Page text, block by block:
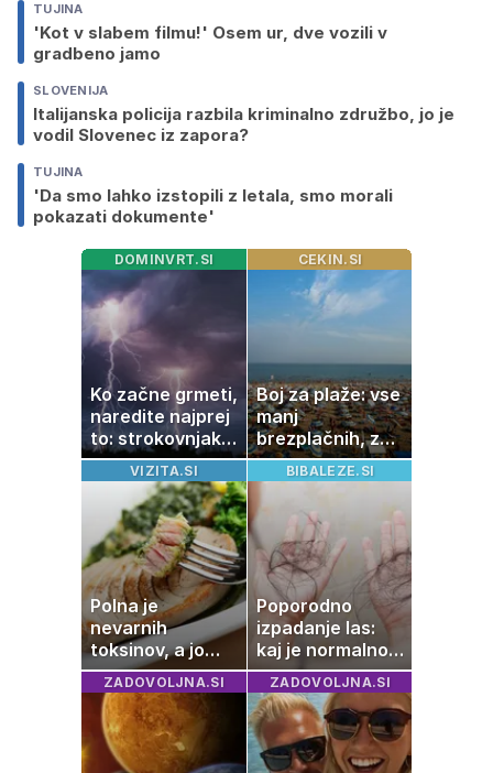
TUJINA
'Kot v slabem filmu!' Osem ur, dve vozili v
gradbeno jamo
SLOVENIJA
Italijanska policija razbila kriminalno združbo, jo je
vodil Slovenec iz zapora?
TUJINA
'Da smo lahko izstopili z letala, smo morali
pokazati dokumente'
DOMINVRT.SI
Ko začne grmeti,
naredite najprej
to: strokovnjaki
opozarjajo na
pogosto napako
CEKIN.SI
Boj za plaže: vse
manj
brezplačnih, za
ležalnik in
senčnik tudi več
kot 40 evrov
VIZITA.SI
Polna je
nevarnih
toksinov, a jo
imamo vsi radi:
to je najbolj
nezdrava riba, ki
jo mnogi redno
uživajo
BIBALEZE.SI
Poporodno
izpadanje las:
kaj je normalno
in kako si
pomagati
ZADOVOLJNA.SI ZADOVOLJNA.SI